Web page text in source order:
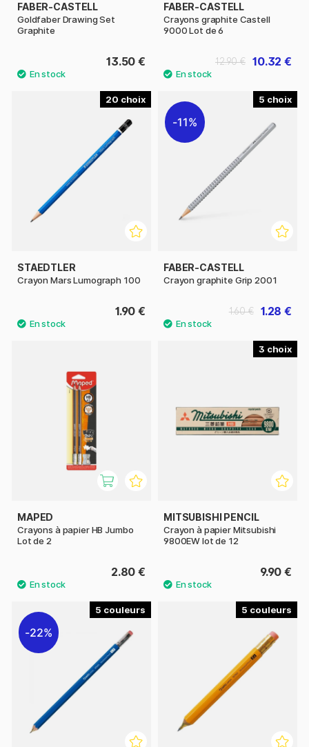
FABER-CASTELL
Goldfaber Drawing Set
Graphite
13.50 €
FABER-CASTELL
Crayons graphite Castell
9000 Lot de 6
10.32 €
12.90 €
20
STAEDTLER
Crayon Mars Lumograph 100
1.90 €
5
11%
FABER-CASTELL
Crayon graphite Grip 2001
1.28 €
1.60 €
MAPED
Crayons à papier HB Jumbo
Lot de 2
2.80 €
3
MITSUBISHI PENCIL
Crayon à papier Mitsubishi
9800EW lot de 12
9.90 €
5
22%
5